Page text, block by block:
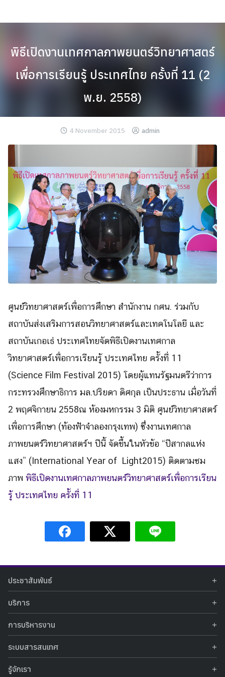
to
Search
Search
พิธีเปิดงานเทศกาลภาพยนตร์วิทยาศาสตร์
เพื่อการเรียนรู้ ประเทศไทย ครั้งที่ 11 (2
พ.ย. 2558)
4 November 2015 admin
ศูนย์วิทยาศาสตร์เพื่อการศึกษา สำนักงาน กศน. ร่วมกับ
สถาบันส่งเสริมการสอนวิทยาศาสตร์และเทคโนโลยี และ
สถาบันเกอเธ่ ประเทศไทยจัดพิธีเปิดงานเทศกาล
วิทยาศาสตร์เพื่อการเรียนรู้ ประเทศไทย ครั้งที่ 11
(Science Film Festival 2015) โดยผู้แทนรัฐมนตรีว่าการ
กระทรวงศึกษาธิการ มล.ปริยดา ดิศกุล เป็นประธาน เมื่อวันที่
2 พฤศจิกายน 2558ณ ห้องมหกรรม 3 มิติ ศูนย์วิทยาศาสตร์
เพื่อการศึกษา (ท้องฟ้าจำลองกรุงเทพ) ซึ่งงานเทศกาล
ภาพยนตร์วิทยาศาสตร์ฯ ปีนี้ จัดขึ้นในหัวข้อ “ปีสากลแห่ง
แสง” (International Year of Light2015) ติดตามชม
ภาพ พิธีเปิดงานเทศกาลภาพยนตร์วิทยาศาสตร์เพื่อการเรียน
รู้ ประเทศไทย ครั้งที่ 11
ประชาสัมพันธ์
ข่าวประชาสัมพันธ์
ข่าวกิจกรรม
รางวัลแห่งความภาคภูมิใจ
คำถามที่พบบ่อย
บริการ
ท้องฟ้าจำลอง
นิทรรศการถาวร
ศูนย์สร้างสรรค์เยาวชน
การบริหารงาน
รายงานผลการดำเนินงาน
คำสั่งมอบหมายปฏิบัติหน้าที่
ระบบสารสนเทศ
ฐานข้อมูลโครงการประกวดโครงงานวิทยาศาสตร์ สำหรับนักศึกษา กศน.
รายงานผลการดำเนินงานของศูนย์วิทยาศาสตร์เพื่อการศึกษา
รู้จักเรา